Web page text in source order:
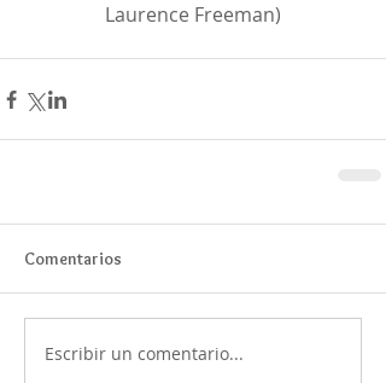
Laurence Freeman)
Comentarios
Escribir un comentario...